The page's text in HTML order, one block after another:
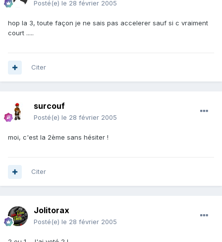
Posté(e) le 28 février 2005
hop la 3, toute façon je ne sais pas accelerer sauf si c vraiment
court .....
Citer
surcouf
Posté(e) le 28 février 2005
moi, c'est la 2ème sans hésiter !
Citer
Jolitorax
Posté(e) le 28 février 2005